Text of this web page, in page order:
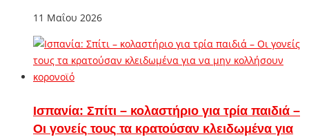
11 Μαΐου 2026
Ισπανία: Σπίτι – κολαστήριο για τρία παιδιά –
Οι γονείς τους τα κρατούσαν κλειδωμένα για